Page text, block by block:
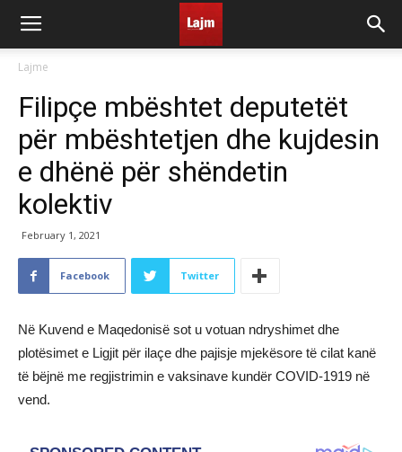
Lajme
Filipçe mbështet deputetët
për mbështetjen dhe kujdesin
e dhënë për shëndetin
kolektiv
February 1, 2021
Facebook Twitter
Në Kuvend e Maqedonisë sot u votuan ndryshimet dhe
plotësimet e Ligjit për ilaçe dhe pajisje mjekësore të cilat kanë
të bëjnë me regjistrimin e vaksinave kundër COVID-1919 në
vend.